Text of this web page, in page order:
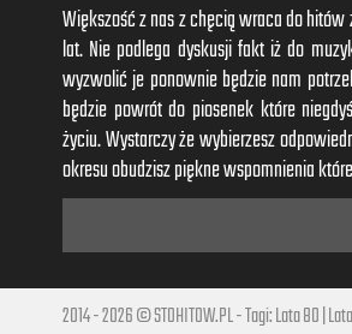
Większość z nas z chęcią wraca do
lat. Nie podlega dyskusji fakt iż do
wyzwolić je ponownie będzie nam
będzie powrót do piosenek które
życiu. Wystarczy że wybierzesz
okresu obudzisz piękne wspomnienia
2014 - 2026 © STOHITOW.PL - Tagi:Lata 80|